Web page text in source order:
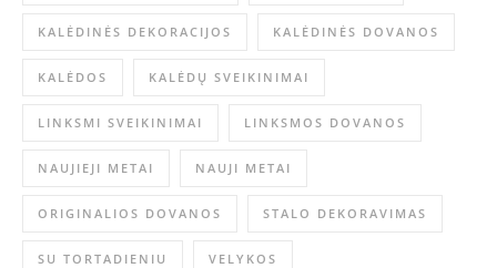
KALĖDINĖS DEKORACIJOS KALĖDINĖS DOVANOS
KALĖDOS KALĖDŲ SVEIKINIMAI
LINKSMI SVEIKINIMAI LINKSMOS DOVANOS
NAUJIEJI METAI NAUJI METAI
ORIGINALIOS DOVANOS STALO DEKORAVIMAS
SU TORTADIENIU VELYKOS